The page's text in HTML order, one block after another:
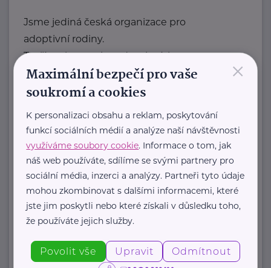
Jsme jediná česká organizace pro
adoptivní rodiny.
Tvoříme komunitu adoptivních
rodičů, která sdílí radosti, ...
+420 724 943 794
info@laskyplnanaruc.cz
Nadační fond SPOLUŽIVOT
Sezimova 3 Praha 4
Nadační fond SPOLUŽIVOT propaguje
hostitelskou péči a propojuje děti z
dětských domovů se zájemci ...
×
Maximální bezpečí pro vaše
soukromí a cookies
K personalizaci obsahu a reklam, poskytování
funkcí sociálních médií a analýze naší návštěvnosti
využíváme soubory cookie. Informace o tom, jak
náš web používáte, sdílíme se svými partnery pro
sociální média, inzerci a analýzy. Partneři tyto údaje
mohou zkombinovat s dalšími informacemi, které
jste jim poskytli nebo které získali v důsledku toho,
že používáte jejich služby.
Povolit vše Upravit Odmítnout